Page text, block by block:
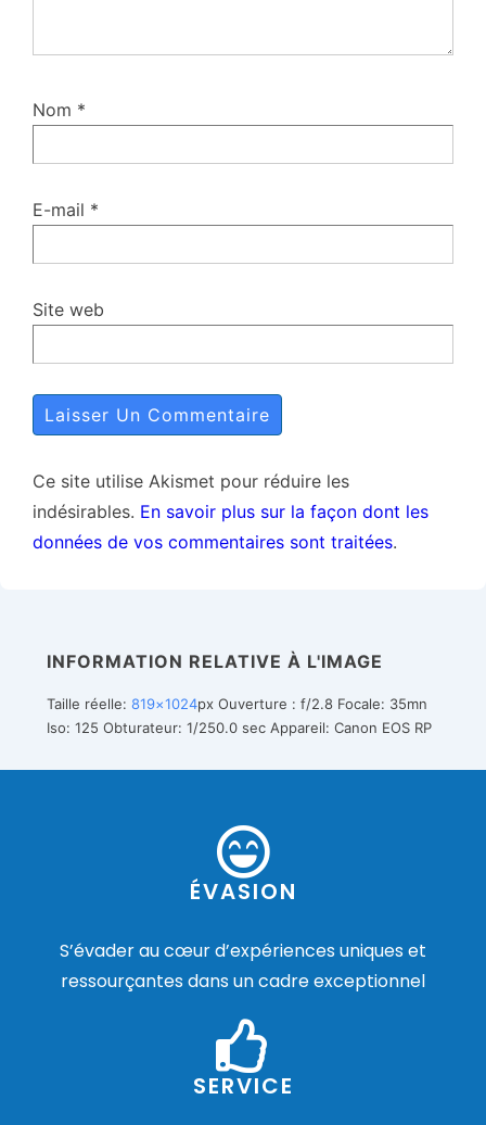
Nom *
E-mail *
Site web
Ce site utilise Akismet pour réduire les
indésirables. En savoir plus sur la façon dont les
données de vos commentaires sont traitées.
INFORMATION RELATIVE À L'IMAGE
Taille réelle: 819×1024px Ouverture : f/2.8 Focale: 35mn
Iso: 125 Obturateur: 1/250.0 sec Appareil: Canon EOS RP
ÉVASION
S’évader au cœur d’expériences uniques et
ressourçantes dans un cadre exceptionnel
SERVICE